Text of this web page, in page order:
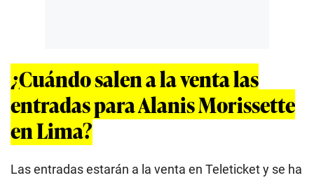
¿Cuándo salen a la venta las
entradas para Alanis Morissette
en Lima?
Las entradas estarán a la venta en Teleticket y se ha